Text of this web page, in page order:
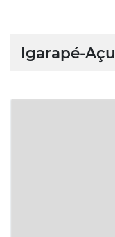
Igarapé-Açu